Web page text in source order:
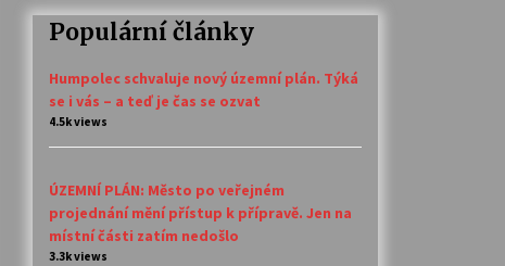
Populární články
Humpolec schvaluje nový územní plán. Týká
se i vás – a teď je čas se ozvat
4.5k views
ÚZEMNÍ PLÁN: Město po veřejném
projednání mění přístup k přípravě. Jen na
místní části zatím nedošlo
3.3k views